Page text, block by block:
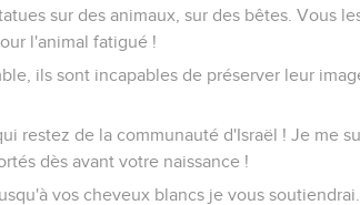
sur des animaux, sur des bêtes. Vous
l'animal fatigué !
ils sont incapables de préserver leur
restez de la communauté d'Israël ! Je me
dès avant votre naissance !
vos cheveux blancs je vous